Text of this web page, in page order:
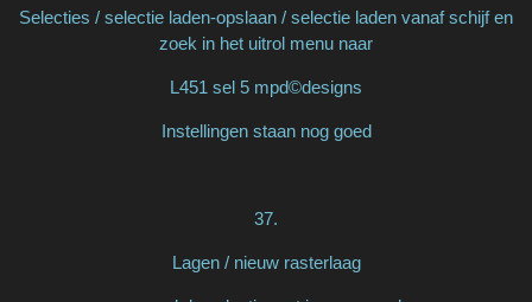
Selecties / selectie laden-opslaan / selectie laden vanaf schijf en
zoek in het uitrol menu naar
L451 sel 5 mpd©designs
Instellingen staan nog goed
37.
Lagen / nieuw rasterlaag